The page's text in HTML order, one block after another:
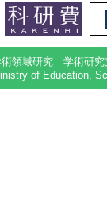
術領域研究 学術研
of Education,